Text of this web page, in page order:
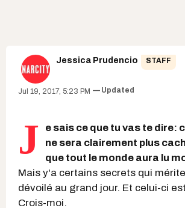
Jessica Prudencio STAFF
Jul 19, 2017, 5:23 PM Updated
J
e sais ce que tu vas te dire:
ne sera clairement plus
que tout le monde aura lu
Mais y'a certains secrets qui
dévoilé au grand jour. Et celui-ci
Crois-moi.